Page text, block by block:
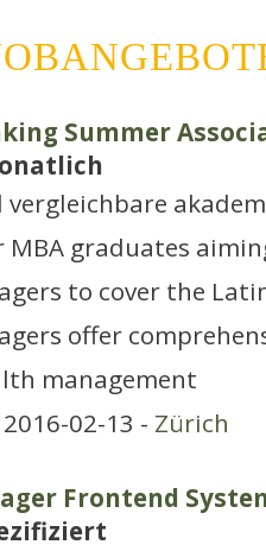
Summer
MBA graduates
to cover the
offer
management
02-13 - Zürich
Frontend